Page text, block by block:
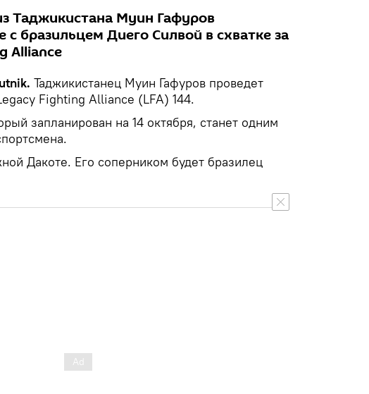
Таджикистана Муин Гафуров
с бразильцем Диего Силвой в схватке за
Alliance
Таджикистанец Муин Гафуров проведет
Fighting Alliance (LFA) 144.
запланирован на 14 октября, станет одним
Дакоте. Его соперником будет бразилец